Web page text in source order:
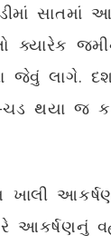
સાતમાં
ક્યારેક
જેવું લાગે.
ચડ થયા જ
આકર્ષણનું